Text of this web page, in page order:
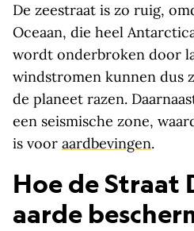
De zeestraat is zo ruig,
Oceaan, die heel
wordt onderbroken door
windstromen kunnen dus
de planeet razen.
een seismische zone,
is voor aardbevingen.
Hoe de Straat
aarde